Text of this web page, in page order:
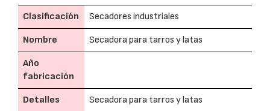
Clasificación Secadores industriales
Nombre Secadora para tarros y latas
Año
fabricación
Detalles Secadora para tarros y latas